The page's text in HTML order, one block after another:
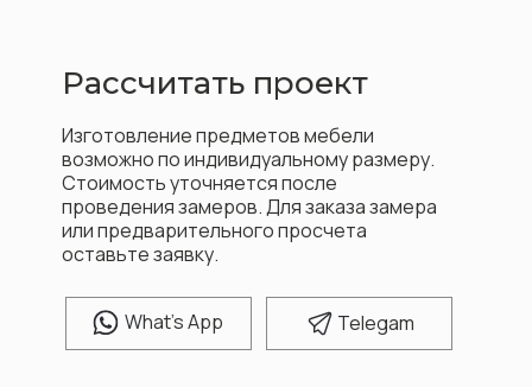
What's App Telegam
Рассчитать проект
Изготовление предметов мебели
возможно по индивидуальному размеру.
Стоимость уточняется после
проведения замеров. Для заказа замера
или предварительного просчета
оставьте заявку.